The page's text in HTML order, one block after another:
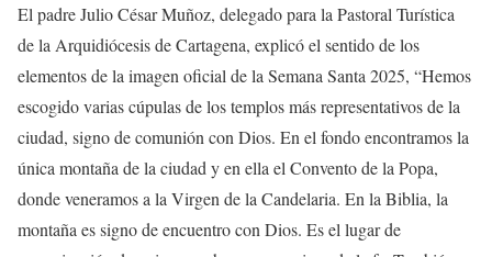
El padre Julio César Muñoz, delegado para la Pastoral Turística
de la Arquidiócesis de Cartagena, explicó el sentido de los
elementos de la imagen oficial de la Semana Santa 2025, “Hemos
escogido varias cúpulas de los templos más representativos de la
ciudad, signo de comunión con Dios. En el fondo encontramos la
única montaña de la ciudad y en ella el Convento de la Popa,
donde veneramos a la Virgen de la Candelaria. En la Biblia, la
montaña es signo de encuentro con Dios. Es el lugar de